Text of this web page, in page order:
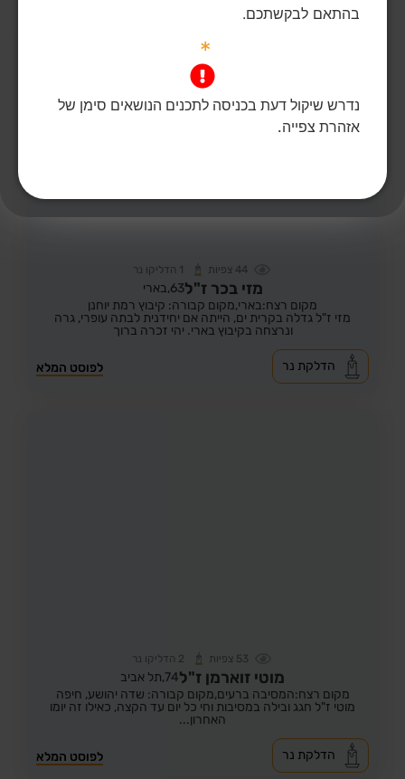
44 צפיות 1 הדליקו נר
מזי בכר ז"ל63, בארי
מקום רצח:בארי,מקום קבורה: קיבוץ רמת יוחנן
מזי ז"ל גדלה בקרית ים, הייתה אם יחידנית לבתה עופרי, גרה
ונרצחה בקיבוץ בארי. יהי זכרה ברוך
לפוסט המלא הדלקת נר
53 צפיות 2 הדליקו נר
מוטי זוארמן ז"ל74, תל אביב
מקום רצח:המסיבה ברעים,מקום קבורה: שדה יהושע, חיפה
מוטי ז"ל חגג ובילה במסיבות וחי כל יום עד הקצה, כאילו זה יומו
האחרון...
לפוסט המלא הדלקת נר
בהתאם לבקשתכם.
*
נדרש שיקול דעת בכניסה לתכנים הנושאים סימן של
אזהרת צפייה.